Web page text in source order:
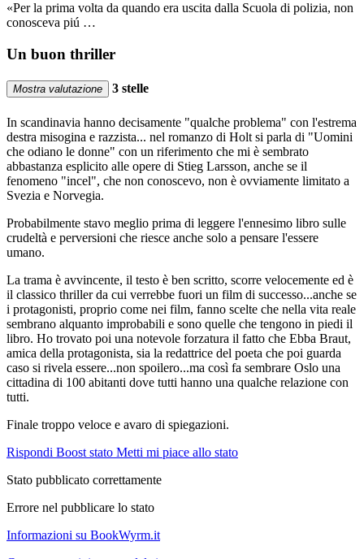
«Per la prima volta da quando era uscita dalla Scuola di polizia, non
conosceva piú …
Un buon thriller
Mostra valutazione 3 stelle
In scandinavia hanno decisamente "qualche problema" con l'estrema
destra misogina e razzista... nel romanzo di Holt si parla di "Uomini
che odiano le donne" con un riferimento che mi è sembrato
abbastanza esplicito alle opere di Stieg Larsson, anche se il
fenomeno "incel", che non conoscevo, non è ovviamente limitato a
Svezia e Norvegia.
Probabilmente stavo meglio prima di leggere l'ennesimo libro sulle
crudeltà e perversioni che riesce anche solo a pensare l'essere
umano.
La trama è avvincente, il testo è ben scritto, scorre velocemente ed è
il classico thriller da cui verrebbe fuori un film di successo...anche se
i protagonisti, proprio come nei film, fanno scelte che nella vita reale
sembrano alquanto improbabili e sono quelle che tengono in piedi il
libro. Ho trovato poi una notevole forzatura il fatto che Ebba Braut,
amica della protagonista, sia la redattrice del poeta che poi guarda
caso si rivela essere...non spoilero...ma così fa sembrare Oslo una
cittadina di 100 abitanti dove tutti hanno una qualche relazione con
tutti.
Finale troppo veloce e avaro di spiegazioni.
Rispondi Boost stato Metti mi piace allo stato
Stato pubblicato correttamente
Errore nel pubblicare lo stato
Informazioni su BookWyrm.it